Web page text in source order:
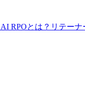
AI RPOとは？ リテーナ